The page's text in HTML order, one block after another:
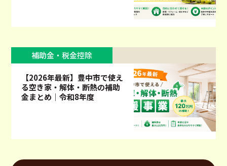
補助金・税金控除
【2026年最新】豊中市で使え
る空き家・解体・断熱の補助
金まとめ｜令和8年度